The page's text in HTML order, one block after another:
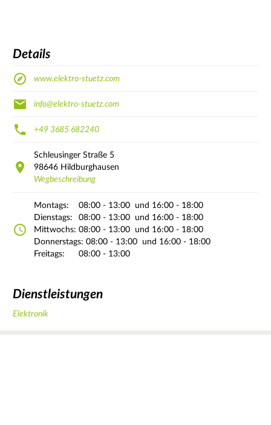
Details
www.elektro-stuetz.com
info@elektro-stuetz.com
+49 3685 682240
Schleusinger Straße 5
98646 Hildburghausen
Wegbeschreibung
Montags: 08:00 - 13:00
und 16:00 - 18:00
Dienstags:
08:00 - 13:00
und 16:00 - 18:00
Mittwochs: 08:00 - 13:00
und 16:00 - 18:00
Donnerstags: 08:00 - 13:00
und 16:00 - 18:00
Freitags:
08:00 - 13:00
Dienstleistungen
Elektronik